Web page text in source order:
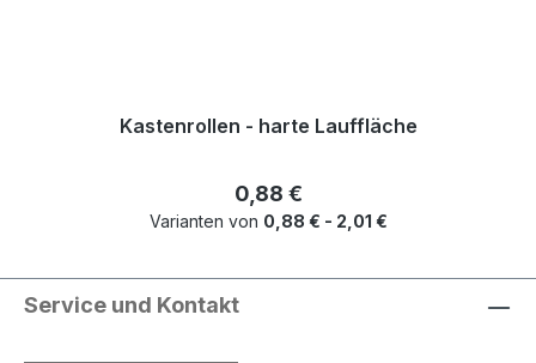
Kastenrollen - harte Lauffläche
Regulärer Preis:
0,88 €
Varianten von 0,88 € - 2,01 €
Service und Kontakt